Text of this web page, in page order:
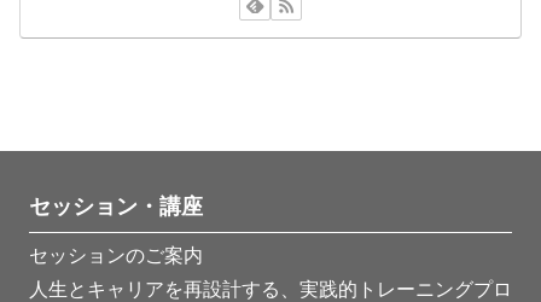
セッション・講座
セッションのご案内
人生とキャリアを再設計する、実践的トレーニングプロ